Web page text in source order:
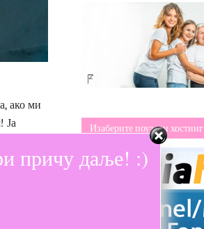
ако ми
Ја
Изаберите поуздан хостинг
причу даље! :)